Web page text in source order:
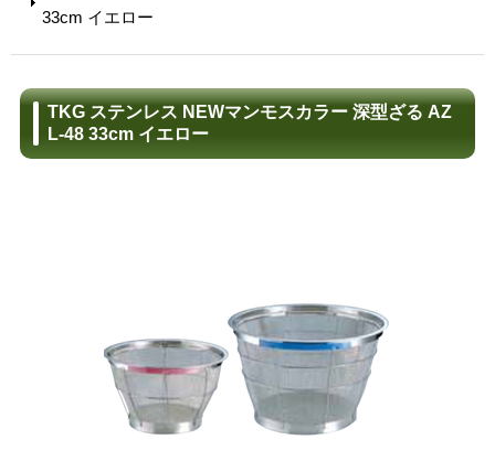
33cm イエロー
TKG ステンレス NEWマンモスカラー 深型ざる AZ
L-48 33cm イエロー